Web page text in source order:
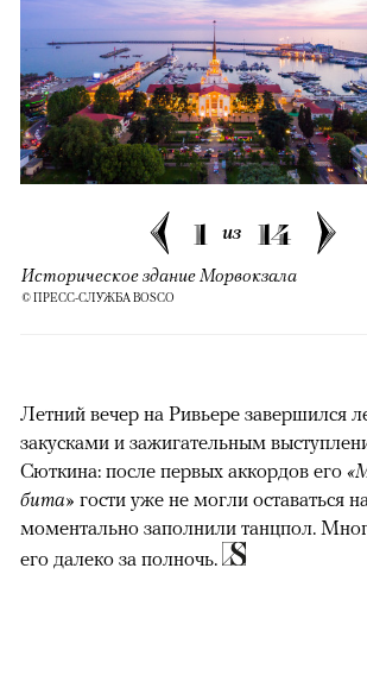
1 из 14
Историческое здание Морвокзала
© ПРЕСС-СЛУЖБА BOSCO
Летний вечер на Ривьере завершился
закусками и зажигательным
Сюткина: после первых аккордов его
бита» гости уже не могли оставаться
моментально заполнили танцпол.
его далеко за полночь.